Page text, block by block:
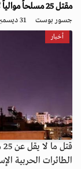
مقتل 25 مسلحاً موالياً لإيران في ضربات جوية إسرائيلية شرق سوريا
جسور بوست 31 ديسمبر 2023 - 15:40
أخبار
الطائرات الحربية